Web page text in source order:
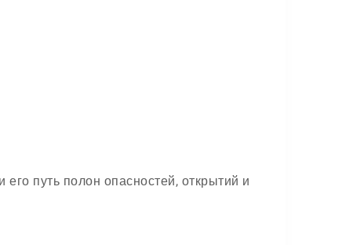
путь полон опасностей, открытий и